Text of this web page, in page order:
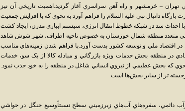
– خرمشهر و راه آهن سراسري آغاز گرديد.اهميت تاريخي آن نيز
دانيال نبي عليه السلام را فراهم آورد به نحوي که با افزايش جمعيت
گرديد و با احداث سد دز شبکه خطوط انتقال انرژي، سيستم ابياري مدرن، ايجاد کشت
متعدد منطقه شمال خوزستان به خصوص ناحيه اطراف، شهر شوش شاهد
اقتصاد ملي و توسعه کشور بدست آورد.با فراهم شدن زمينه‌هاي مناسب
در منطقه بخش خدمات ويژه بازرگاني و مبادله کالا از يک سو، خدمات
که بخش عظيمي از نيروي انساني شاغل در منطقه را به خود جذب نمود.
تر از ساير بخش‌ها است.
دائمي، سفره‌هاي آب‌هاي زيرزميني سطح نسبتاًوسيع جنگل در حواشي